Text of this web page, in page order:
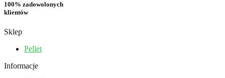
100% zadowolonych
klientów
Sklep
Pellet
Informacje